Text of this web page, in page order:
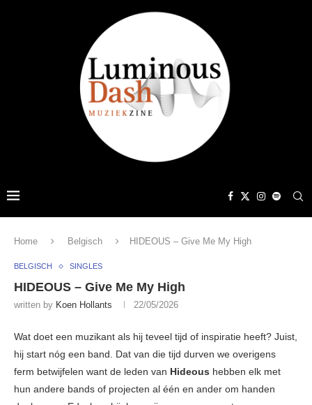
Home Belgisch HIDEOUS – Give Me My High
BELGISCH SINGLES
HIDEOUS – Give Me My High
written by Koen Hollants 22/05/2026
Wat doet een muzikant als hij teveel tijd of inspiratie heeft? Juist,
hij start nóg een band. Dat van die tijd durven we overigens
ferm betwijfelen want de leden van Hideous hebben elk met
hun andere bands of projecten al één en ander om handen